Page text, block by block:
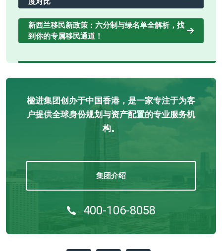
新西兰移民新政策：六分制与绿名单全解析，找
到你的专属移民通道！
楹进集团创办于中国香港，是一家专注于为客
户提供全球身份规划与资产配置的专业服务机
构。
集团介绍
400-106-8058